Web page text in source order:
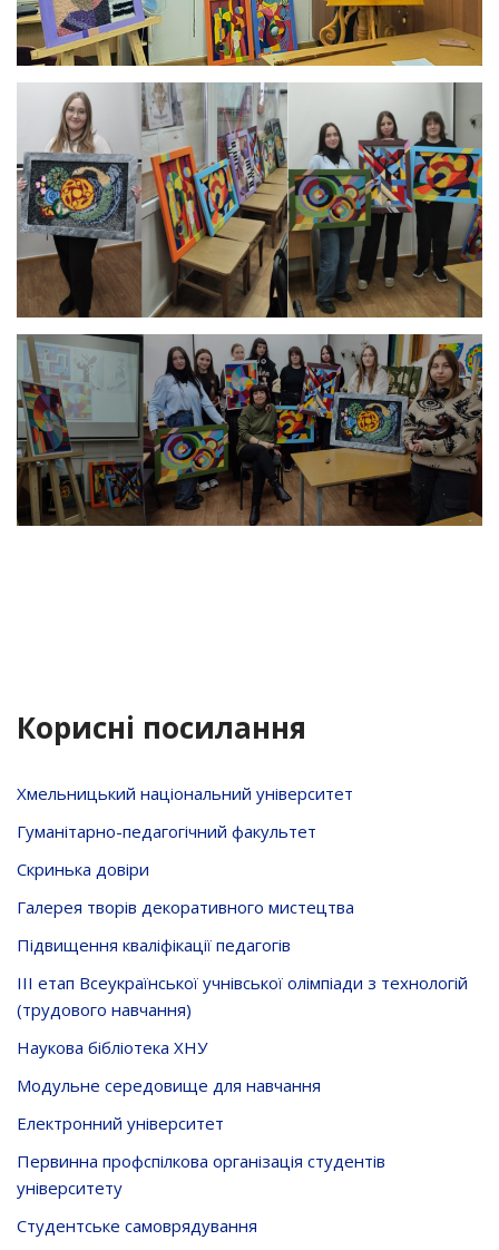
Корисні посилання
Хмельницький національний університет
Гуманітарно-педагогічний факультет
Скринька довiри
Галерея творів декоративного мистецтва
Підвищення кваліфікації педагогів
ІІІ етап Всеукраїнської учнівської олімпіади з технологій
(трудового навчання)
Наукова бібліотека ХНУ
Модульне середовище для навчання
Електронний університет
Первинна профспілкова організація студентів
університету
Студентське самоврядування